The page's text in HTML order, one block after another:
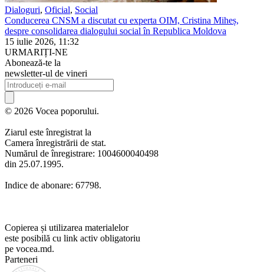
Dialoguri, Oficial, Social
Conducerea CNSM a discutat cu experta OIM, Cristina Miheș,
despre consolidarea dialogului social în Republica Moldova
15 iulie 2026, 11:32
URMARIȚI-NE
Abonează-te la
newsletter-ul de vineri
© 2026 Vocea poporului.
Ziarul este înregistrat la
Camera înregistrării de stat.
Numărul de înregistrare: 1004600040498
din 25.07.1995.
Indice de abonare: 67798.
Copierea și utilizarea materialelor
este posibilă cu link activ obligatoriu
pe vocea.md.
Parteneri